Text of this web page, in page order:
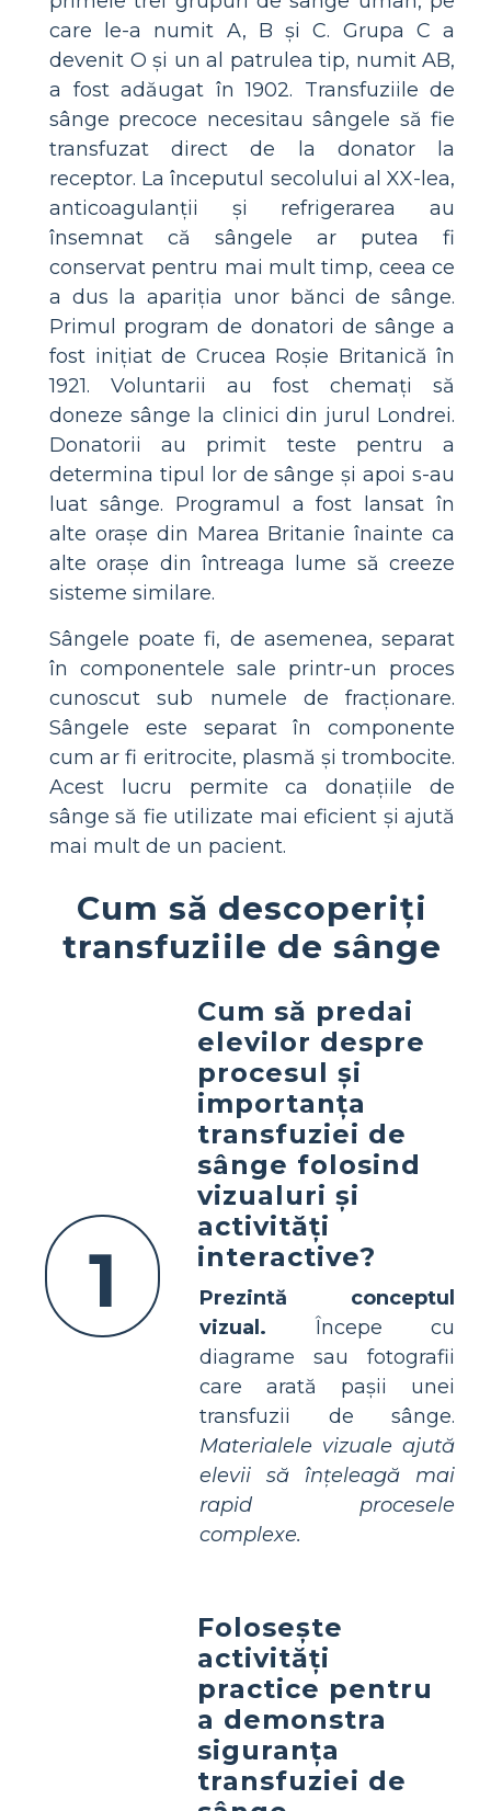
care le-a numit A, B și C. Grupa C a
devenit O și un al patrulea tip, numit AB,
a fost adăugat în 1902. Transfuziile de
sânge precoce necesitau sângele să fie
transfuzat direct de la donator la
receptor. La începutul secolului al XX-lea,
anticoagulanții și refrigerarea au
însemnat că sângele ar putea fi
conservat pentru mai mult timp, ceea ce
a dus la apariția unor bănci de sânge.
Primul program de donatori de sânge a
fost inițiat de Crucea Roșie Britanică în
1921. Voluntarii au fost chemați să
doneze sânge la clinici din jurul Londrei.
Donatorii au primit teste pentru a
determina tipul lor de sânge și apoi s-au
luat sânge. Programul a fost lansat în
alte orașe din Marea Britanie înainte ca
alte orașe din întreaga lume să creeze
sisteme similare.
Sângele poate fi, de asemenea, separat
în componentele sale printr-un proces
cunoscut sub numele de fracționare.
Sângele este separat în componente
cum ar fi eritrocite, plasmă și trombocite.
Acest lucru permite ca donațiile de
sânge să fie utilizate mai eficient și ajută
mai mult de un pacient.
Cum să descoperiți
transfuziile de sânge
1
Cum să predai
elevilor despre
procesul și
importanța
transfuziei de
sânge folosind
vizualuri și
activități
interactive?
Prezintă conceptul
vizual. Începe cu
diagrame sau fotografii
care arată pașii unei
transfuzii de sânge.
Materialele vizuale ajută
elevii să înțeleagă mai
rapid procesele
complexe.
Folosește
activități
practice pentru
a demonstra
siguranța
transfuziei de